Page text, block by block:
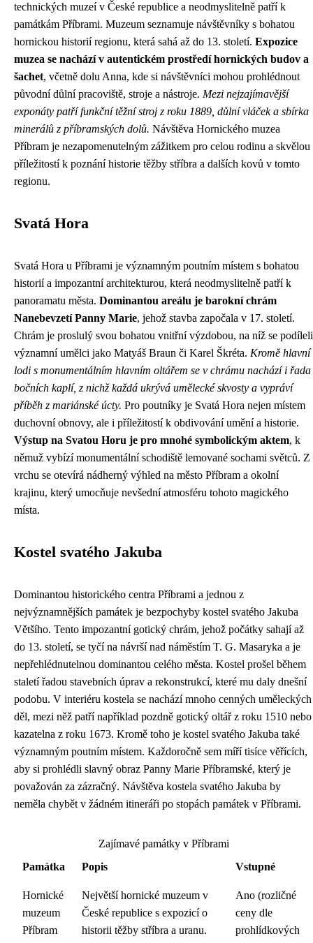
technických muzeí v České republice a neodmyslitelně patří k
památkám Příbrami. Muzeum seznamuje návštěvníky s bohatou
hornickou historií regionu, která sahá až do 13. století. Expozice
muzea se nachází v autentickém prostředí hornických budov a
šachet, včetně dolu Anna, kde si návštěvníci mohou prohlédnout
původní důlní pracoviště, stroje a nástroje. Mezi nejzajímavější
exponáty patří funkční těžní stroj z roku 1889, důlní vláček a sbírka
minerálů z příbramských dolů. Návštěva Hornického muzea
Příbram je nezapomenutelným zážitkem pro celou rodinu a skvělou
příležitostí k poznání historie těžby stříbra a dalších kovů v tomto
regionu.
Svatá Hora
Svatá Hora u Příbrami je významným poutním místem s bohatou
historií a impozantní architekturou, která neodmyslitelně patří k
panoramatu města. Dominantou areálu je barokní chrám
Nanebevzetí Panny Marie, jehož stavba započala v 17. století.
Chrám je proslulý svou bohatou vnitřní výzdobou, na níž se podíleli
významní umělci jako Matyáš Braun či Karel Škréta. Kromě hlavní
lodi s monumentálním hlavním oltářem se v chrámu nachází i řada
bočních kaplí, z nichž každá ukrývá umělecké skvosty a vypráví
příběh z mariánské úcty. Pro poutníky je Svatá Hora nejen místem
duchovní obnovy, ale i příležitostí k obdivování umění a historie.
Výstup na Svatou Horu je pro mnohé symbolickým aktem, k
němuž vybízí monumentální schodiště lemované sochami světců. Z
vrchu se otevírá nádherný výhled na město Příbram a okolní
krajinu, který umocňuje nevšední atmosféru tohoto magického
místa.
Kostel svatého Jakuba
Dominantou historického centra Příbrami a jednou z
nejvýznamnějších památek je bezpochyby kostel svatého Jakuba
Většího. Tento impozantní gotický chrám, jehož počátky sahají až
do 13. století, se tyčí na návrší nad náměstím T. G. Masaryka a je
nepřehlédnutelnou dominantou celého města. Kostel prošel během
staletí řadou stavebních úprav a rekonstrukcí, které mu daly dnešní
podobu. V interiéru kostela se nachází mnoho cenných uměleckých
děl, mezi něž patří například pozdně gotický oltář z roku 1510 nebo
kazatelna z roku 1673. Kromě toho je kostel svatého Jakuba také
významným poutním místem. Každoročně sem míří tisíce věřících,
aby si prohlédli slavný obraz Panny Marie Příbramské, který je
považován za zázračný. Návštěva kostela svatého Jakuba by
neměla chybět v žádném itineráři po stopách památek v Příbrami.
Zajímavé památky v Příbrami
Památka
Popis Vstupné
Hornické
muzeum
Příbram
Největší hornické muzeum v
České republice s expozicí o
historii těžby stříbra a uranu.
Ano (rozličné
ceny dle
prohlídkových